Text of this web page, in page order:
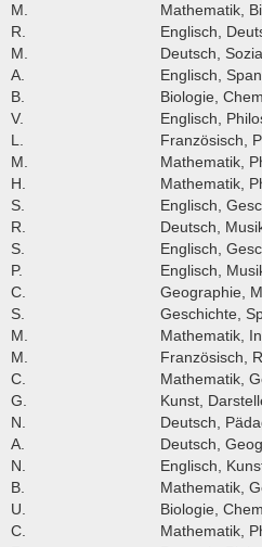
M.
Mathematik,
R.
Englisch,
M.
Deutsch,
A.
Englisch,
B.
Biologie,
V.
Englisch,
L.
Französisch,
M.
Mathematik,
H.
Mathematik,
S.
Englisch,
R.
Deutsch,
S.
Englisch,
P.
Englisch,
C.
Geographie,
S.
Geschichte,
M.
Mathematik,
M.
Französisch,
C.
Mathematik,
G.
Kunst,
N.
Deutsch,
A.
Deutsch,
N.
Englisch,
B.
Mathematik,
U.
Biologie,
C.
Mathematik,